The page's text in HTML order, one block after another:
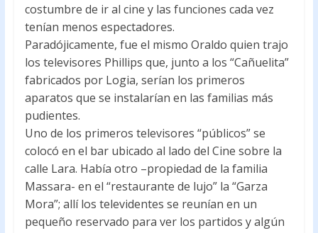
costumbre de ir al cine y las funciones cada vez
tenían menos espectadores.
Paradójicamente, fue el mismo Oraldo quien trajo
los televisores Phillips que, junto a los “Cañuelita”
fabricados por Logia, serían los primeros
aparatos que se instalarían en las familias más
pudientes.
Uno de los primeros televisores “públicos” se
colocó en el bar ubicado al lado del Cine sobre la
calle Lara. Había otro –propiedad de la familia
Massara- en el “restaurante de lujo” la “Garza
Mora”; allí los televidentes se reunían en un
pequeño reservado para ver los partidos y algún